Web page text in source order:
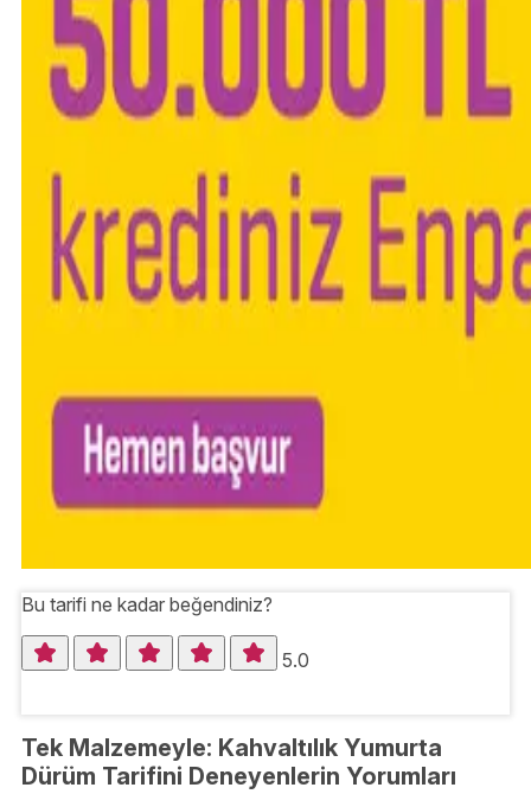
Bu tarifi ne kadar beğendiniz?
5.0
Tek Malzemeyle: Kahvaltılık Yumurta
Dürüm Tarifini Deneyenlerin Yorumları